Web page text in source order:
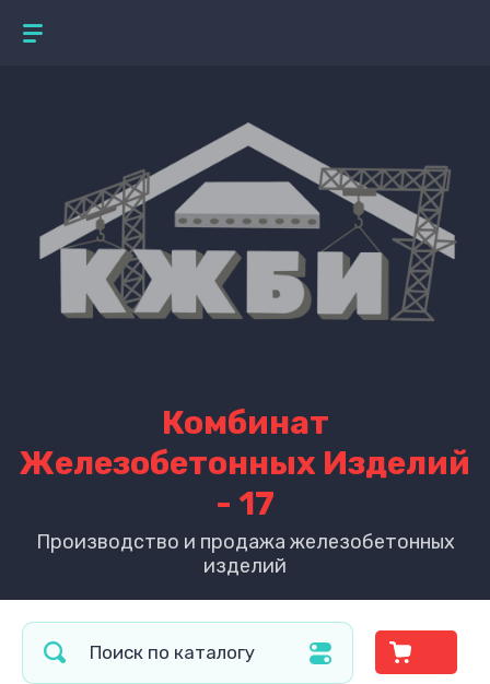
Комбинат
Железобетонных Изделий
- 17
Производство и продажа железобетонных
изделий